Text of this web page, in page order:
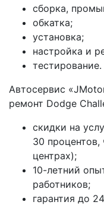
сборка,
обкатка;
установка;
настройка и
тестирование.
Автосервис
ремонт Dodge
скидки на
30
центрах);
10-летний
работников;
гарантия до